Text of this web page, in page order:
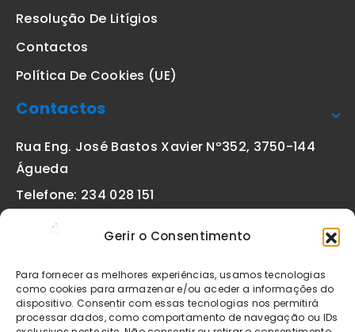
Gerir o Consentimento
Para fornecer as melhores experiências, usamos tecnologias
como cookies para armazenar e/ou aceder a informações do
dispositivo. Consentir com essas tecnologias nos permitirá
processar dados, como comportamento de navegação ou IDs
Resolução De Litígios
Contactos
Política De Cookies (UE)
Contactos
Rua Eng. José Bastos Xavier Nº352, 3750-144
Águeda
Telefone: 234 028 151
geral@etiquetas-online.pt
Os preços indicados incluem IVA à taxa legal em vigor. Todos